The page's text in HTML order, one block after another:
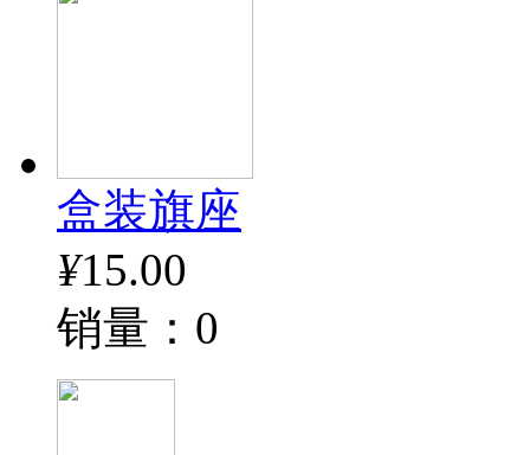
盒装旗座
¥15.00
销量：0